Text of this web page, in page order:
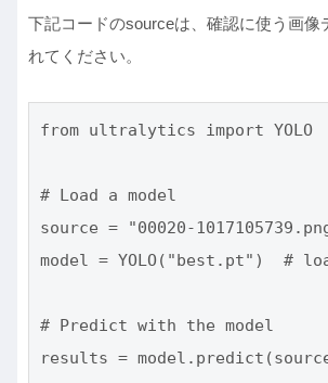
下記コードのsourceは、確認に使う画像
れてください。
from ultralytics import YOLO
# Load a model
source = "00020-
model = YOLO("best.pt")  #
# Predict with the model
results =